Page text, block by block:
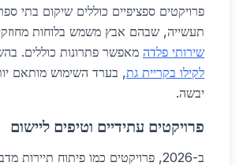
פרויקטים ספציפיים כוללים שיקום בתי
תעשייה, שבהם אבץ משמש בלוחות
שירותי פלדה מאפשר פתרונות כוללים.
לקילו בקריית גת, בערד השימוש מותאם
יבשה.
פרויקטים עתידיים וטיפים ליישום
ב-2026, פרויקטים כמו פיתוח תיירות